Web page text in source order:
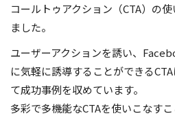
コールトゥアクション（CTA）の
ました。
ユーザーアクションを誘い、
に気軽に誘導することができる
て成功事例を収めています。
多彩で多機能なCTAを使いこなす